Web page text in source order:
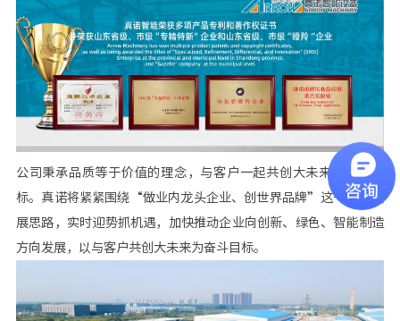
公司秉承品质等于价值的理念，与客户一起共创大未来为奋斗目
标。真诺将紧紧围绕“做业内龙头企业、创世界品牌”这一总体发
展思路，实时迎势抓机遇，加快推动企业向创新、绿色、智能制造
方向发展，以与客户共创大未来为奋斗目标。